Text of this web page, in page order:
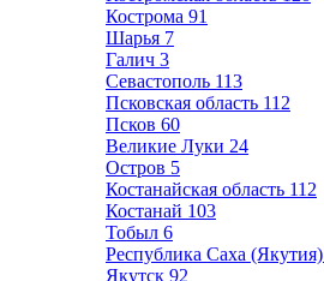
Кострома 91
Шарья 7
Галич 3
Севастополь 113
Псковская область 112
Псков 60
Великие Луки 24
Остров 5
Костанайская область 112
Костанай 103
Тобыл 6
Республика Саха (Якутия)
Якутск 92